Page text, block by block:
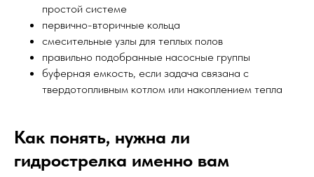
простой системе
первично-вторичные кольца
смесительные узлы для теплых полов
правильно подобранные насосные группы
буферная емкость, если задача связана с
твердотопливным котлом или накоплением тепла
Как понять, нужна ли
гидрострелка именно вам